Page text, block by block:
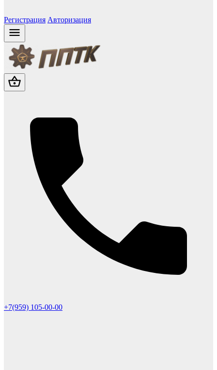
Регистрация Авторизация
+7(959) 105-00-00